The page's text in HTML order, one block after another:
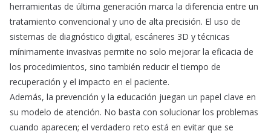
herramientas de última generación marca la diferencia entre un
tratamiento convencional y uno de alta precisión. El uso de
sistemas de diagnóstico digital, escáneres 3D y técnicas
mínimamente invasivas permite no solo mejorar la eficacia de
los procedimientos, sino también reducir el tiempo de
recuperación y el impacto en el paciente.
Además, la prevención y la educación juegan un papel clave en
su modelo de atención. No basta con solucionar los problemas
cuando aparecen; el verdadero reto está en evitar que se